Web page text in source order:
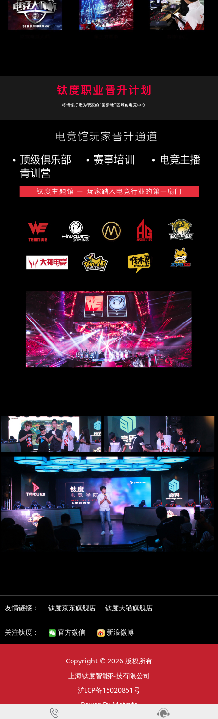
友情链接： 钛度京东旗舰店 钛度天猫旗舰店
关注钛度： 官方微信 新浪微博
Copyright © 2026 版权所有
上海钛度智能科技有限公司
沪ICP备15020851号
Power By Metinfo